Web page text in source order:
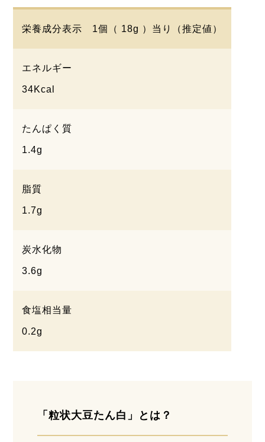
栄養成分表示 1個（ 18g ）当り（推定値）
エネルギー
34Kcal
たんぱく質
1.4g
脂質
1.7g
炭水化物
3.6g
食塩相当量
0.2g
「粒状大豆たん白」とは？